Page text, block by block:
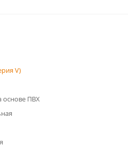
V)
основе ПВХ